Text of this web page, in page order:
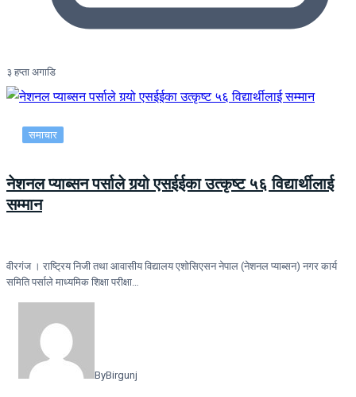
३ हप्ता अगाडि
समाचार
नेशनल प्याब्सन पर्साले गर्‍यो एसईईका उत्कृष्ट ५६ विद्यार्थीलाई
सम्मान
वीरगंज । राष्ट्रिय निजी तथा आवासीय विद्यालय एशोसिएसन नेपाल (नेशनल प्याब्सन) नगर कार्य
समिति पर्साले माध्यमिक शिक्षा परीक्षा…
ByBirgunj